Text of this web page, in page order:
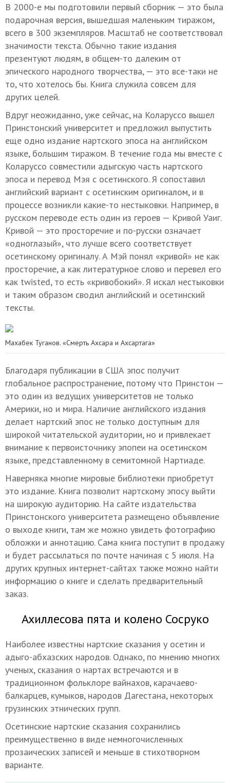
В 2000-е мы подготовили первый сборник — это была
подарочная версия, вышедшая маленьким тиражом,
всего в 300 экземпляров. Масштаб не соответствовал
значимости текста. Обычно такие издания
презентуютлюдям, в общем-то далеким от
эпического народного творчества, — это все-таки не
то, что хотелось бы. Книга служила совсем для
других целей.
Вдруг неожиданно, уже сейчас, на Коларуссо вышел
Принстонский университет и предложил выпустить
еще одно издание нартского эпоса на английском
языке, большим тиражом. В течение года мы вместе с
Коларуссо совместили адыгскую часть нартского
эпоса и перевод Мэя с осетинского. Я сопоставил
английский вариант с осетинским оригиналом, и в
процессе возникли какие-то нестыковки. Например, в
русском переводе есть один из героев — Кривой Уаиг.
Кривой — это просторечие и по-русски означает
«одноглазый», что лучше всего соответствует
осетинскому оригиналу. А Мэй понял «кривой» не как
просторечие, а как литературное слово и перевел его
как twisted, то есть «кривобокий». Я искал нестыковки
и таким образом сводил английский и осетинский
тексты.
Махабек Туганов. «Смерть Ахсара и Ахсартага»
Благодаря публикации в США эпос получит
глобальное распространение, потому что Принстон —
это один из ведущих университетов не только
Америки, но и мира. Наличие английского издания
делает нартский эпос не только доступным для
широкой читательской аудитории, но и привлекает
внимание к первоисточнику эпопеи на осетинском
языке, представленному в семитомной Нартиаде.
Наверняка многие мировые библиотеки приобретут
это издание. Книга позволит нартскому эпосу выйти
на широкую аудиторию. На сайте издательства
Принстонского университета размещено объявление
о выходе книги, там же можно увидеть фотографию
обложки и аннотацию. Сама книга поступит в продажу
и будет рассылаться по почте начиная с 5 июля. На
других крупных интернет-сайтах также можно найти
информацию о книге и сделать предварительный
заказ.
Ахиллесова пята и колено Сосруко
Наиболее известны нартские сказания у осетин и
адыго-абхазских народов. Однако, по мнению многих
ученых, сказания о нартах встречаются и в
традиционном фольклоре вайнахов, карачаево-
балкарцев, кумыков, народов Дагестана, некоторых
грузинских этнических групп.
Осетинские нартские сказания сохранились
преимущественно в виде немногочисленных
прозаических записей и меньше в стихотворном
варианте.